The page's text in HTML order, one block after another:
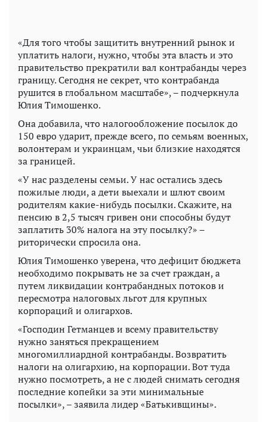
«Для того чтобы защитить внутренний рынок и
уплатить налоги, нужно, чтобы эта власть и это
правительство прекратили вал контрабанды через
границу. Сегодня не секрет, что контрабанда
рушится в глобальном масштабе», – подчеркнула
Юлия Тимошенко.
Она добавила, что налогообложение посылок до
150 евро ударит, прежде всего, по семьям военных,
волонтерам и украинцам, чьи близкие находятся
за границей.
«У нас разделены семьи. У нас остались здесь
пожилые люди, а дети выехали и шлют своим
родителям какие-нибудь посылки. Скажите, на
пенсию в 2,5 тысяч гривен они способны будут
заплатить 30% налога на эту посылку?» –
риторически спросила она.
Юлия Тимошенко уверена, что дефицит бюджета
необходимо покрывать не за счет граждан, а
путем ликвидации контрабандных потоков и
пересмотра налоговых льгот для крупных
корпораций и олигархов.
«Господин Гетманцев и всему правительству
нужно заняться прекращением
многомиллиардной контрабанды. Возвратить
налоги на олигархию, на корпорации. Вот туда
нужно посмотреть, а не с людей снимать сегодня
последние копейки за эти минимальные
посылки», – заявила лидер «Батькивщины».